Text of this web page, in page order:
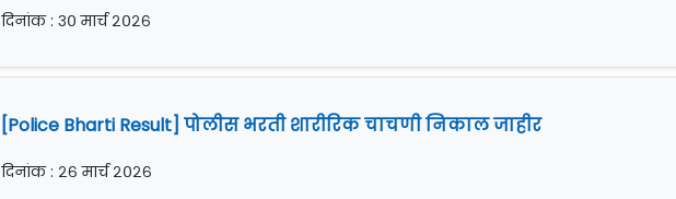
दिनांक : ३० मार्च २०२६
[Police Bharti Result] पोलीस भरती शारीरिक चाचणी निकाल जाहीर
दिनांक : २६ मार्च २०२६